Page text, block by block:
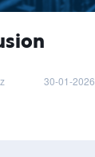
30-01-2026